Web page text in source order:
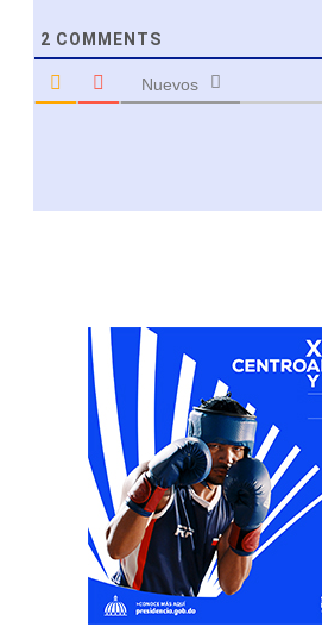
2 COMMENTS
Nuevos